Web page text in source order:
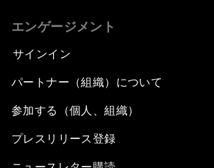
エンゲージメント
サインイン
パートナー（組織）について
参加する（個人、組織）
プレスリリース登録